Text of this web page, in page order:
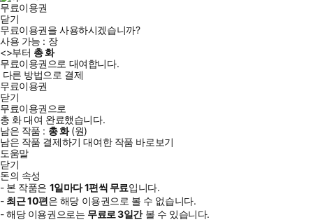
무료이용권
닫기
무료이용권을 사용하시겠습니까?
사용 가능 : 장
<>부터 총화
무료이용권으로 대여합니다.
다른 방법으로 결제
무료이용권
닫기
무료이용권으로
총 화대여 완료했습니다.
남은 작품 : 총화(원)
남은 작품 결제하기 대여한 작품 바로보기
도움말
닫기
돈의 속성
- 본 작품은 1일마다1편씩 무료입니다.
- 최근10편은 해당 이용권으로 볼 수 없습니다.
- 해당 이용권으로는 무료로3일간볼 수 있습니다.